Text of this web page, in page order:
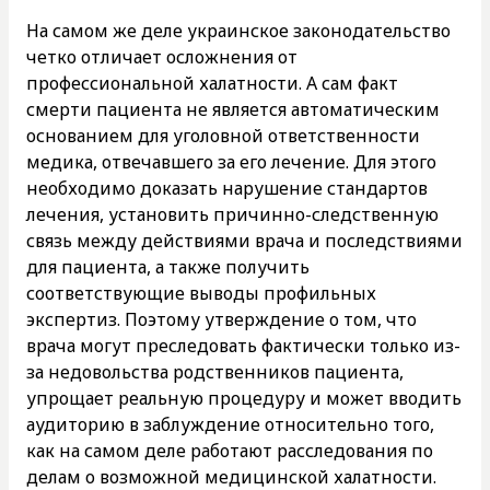
На самом же деле украинское законодательство
четко отличает осложнения от
профессиональной халатности. А сам факт
смерти пациента не является автоматическим
основанием для уголовной ответственности
медика, отвечавшего за его лечение. Для этого
необходимо доказать нарушение стандартов
лечения, установить причинно-следственную
связь между действиями врача и последствиями
для пациента, а также получить
соответствующие выводы профильных
экспертиз. Поэтому утверждение о том, что
врача могут преследовать фактически только из-
за недовольства родственников пациента,
упрощает реальную процедуру и может вводить
аудиторию в заблуждение относительно того,
как на самом деле работают расследования по
делам о возможной медицинской халатности.